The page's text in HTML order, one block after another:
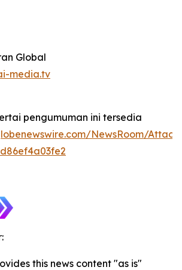
Global
media.tv
pengumuman ini tersedia
NewsRoom/
this news content "as is"